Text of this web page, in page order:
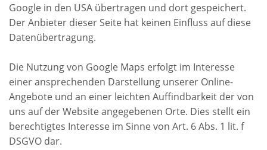
Google in den USA übertragen und dort gespeichert.
Der Anbieter dieser Seite hat keinen Einfluss auf diese
Datenübertragung.
Die Nutzung von Google Maps erfolgt im Interesse
einer ansprechenden Darstellung unserer Online-
Angebote und an einer leichten Auffindbarkeit der von
uns auf der Website angegebenen Orte. Dies stellt ein
berechtigtes Interesse im Sinne von Art. 6 Abs. 1 lit. f
DSGVO dar.